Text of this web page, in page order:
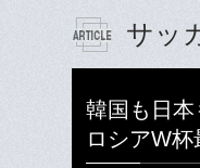
サッ
韓国も日
ロシアW杯